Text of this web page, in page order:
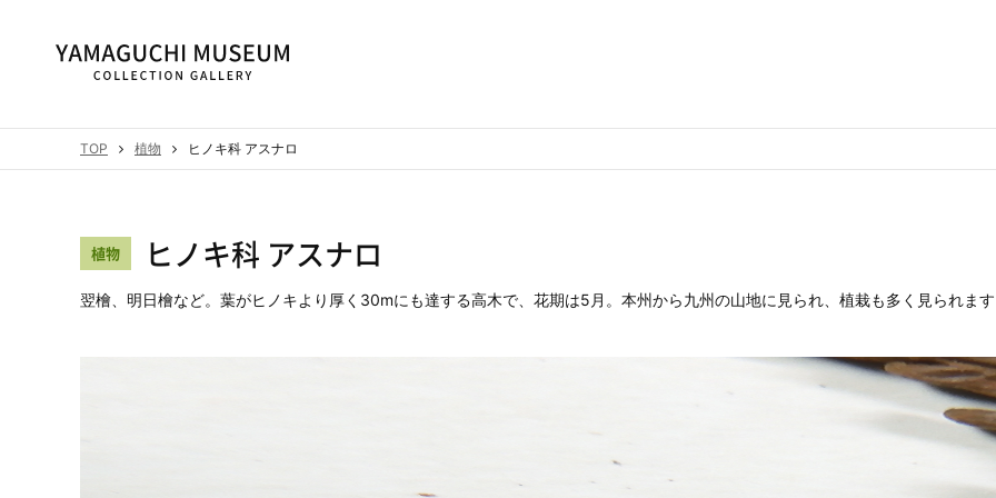
TOP 植物 ヒノキ科 アスナロ
植物 ヒノキ科 アスナロ
翌檜、明日檜など。葉がヒノキより厚く30mにも達する高木で、花期は5月。本州から九州の山地に見られ、植栽も多く見られま